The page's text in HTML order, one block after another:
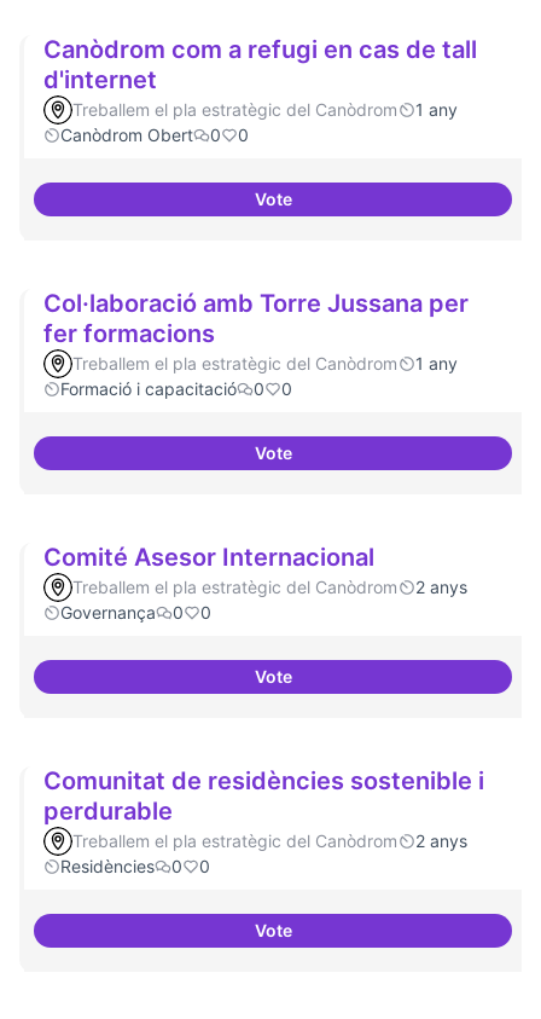
Canòdrom com a refugi en cas de tall
d'internet
Treballem el pla estratègic del Canòdrom
1 any
Canòdrom Obert
0 0
VoteCanòdrom com a refugi en cas
Col·laboració amb Torre Jussana per
fer formacions
Treballem el pla estratègic del Canòdrom
1 any
Formació i capacitació
0 0
VoteCol·laboració amb Torre
Comité Asesor Internacional
Treballem el pla estratègic del Canòdrom
2 anys
Governança
0 0
VoteComité Asesor Internacional
Comunitat de residències sostenible i
perdurable
Treballem el pla estratègic del Canòdrom
2 anys
Residències
0 0
Vote Comunitat